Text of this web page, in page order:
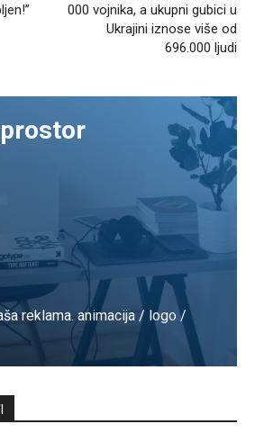
000 vojnika, a ukupni gubici u
Ukrajini iznose više od
696.000 ljudi
reklama. animacija / logo /